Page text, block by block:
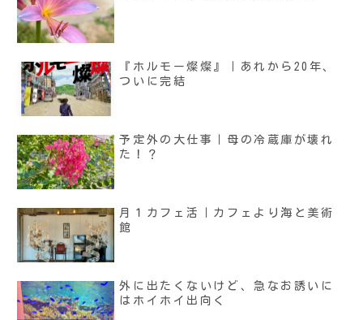
『ホルモー燦燦』｜あれから20年、
ついに完結
予定外の大仕事｜母の冷蔵庫が壊れ
た！？
月１カフェ活｜カフェより海と美術
館
外に出たくないけど、急なお誘いに
はホイホイ出向く